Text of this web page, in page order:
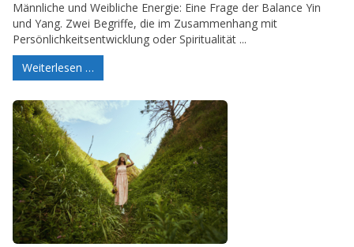
Männliche und Weibliche Energie: Eine Frage der Balance Yin
und Yang. Zwei Begriffe, die im Zusammenhang mit
Persönlichkeitsentwicklung oder Spiritualität ...
Weiterlesen …